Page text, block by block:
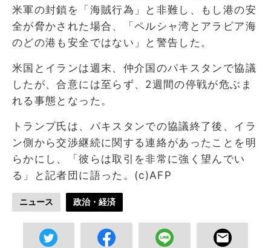
米軍の封鎖を「海賊行為」と非難し、もし港の安
全が脅かされた場合、「ペルシャ湾とアラビア海
のどの港も安全ではない」と警告した。
米国とイランは週末、仲介国のパキスタンで協議
したが、合意には至らず、2週間の停戦が危ぶま
れる事態となった。
トランプ氏は、パキスタンでの協議終了後、イラ
ン側から交渉継続に関する連絡があったことを明
らかにし、「彼らは取引を非常に強く望んでい
る」と記者団に語った。(c)AFP
ニュース 政治・経済